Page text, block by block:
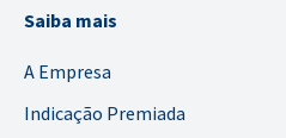
Saiba mais
A Empresa
Indicação Premiada